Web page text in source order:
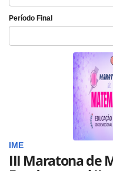
Período Final
IME
III Maratona de